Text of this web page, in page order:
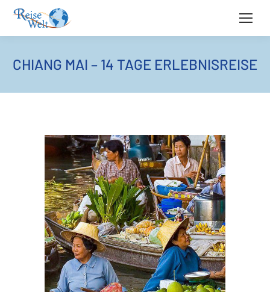
CHIANG MAI – 14 TAGE ERLEBNISREISE